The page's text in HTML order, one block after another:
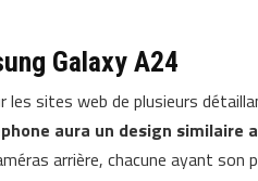
Galaxy A24
sites web de plusieurs
aura un design similaire
arrière, chacune ayant son